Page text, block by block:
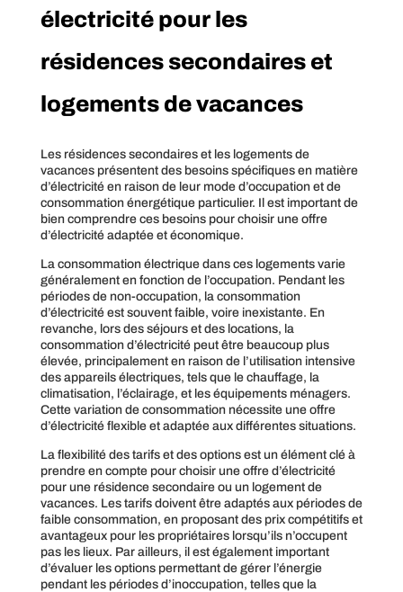
électricité pour les
résidences secondaires et
logements de vacances
Les résidences secondaires et les logements de
vacances présentent des besoins spécifiques en matière
d’électricité en raison de leur mode d’occupation et de
consommation énergétique particulier. Il est important de
bien comprendre ces besoins pour choisir une offre
d’électricité adaptée et économique.
La consommation électrique dans ces logements varie
généralement en fonction de l’occupation. Pendant les
périodes de non-occupation, la consommation
d’électricité est souvent faible, voire inexistante. En
revanche, lors des séjours et des locations, la
consommation d’électricité peut être beaucoup plus
élevée, principalement en raison de l’utilisation intensive
des appareils électriques, tels que le chauffage, la
climatisation, l’éclairage, et les équipements ménagers.
Cette variation de consommation nécessite une offre
d’électricité flexible et adaptée aux différentes situations.
La flexibilité des tarifs et des options est un élément clé à
prendre en compte pour choisir une offre d’électricité
pour une résidence secondaire ou un logement de
vacances. Les tarifs doivent être adaptés aux périodes de
faible consommation, en proposant des prix compétitifs et
avantageux pour les propriétaires lorsqu’ils n’occupent
pas les lieux. Par ailleurs, il est également important
d’évaluer les options permettant de gérer l’énergie
pendant les périodes d’inoccupation, telles que la